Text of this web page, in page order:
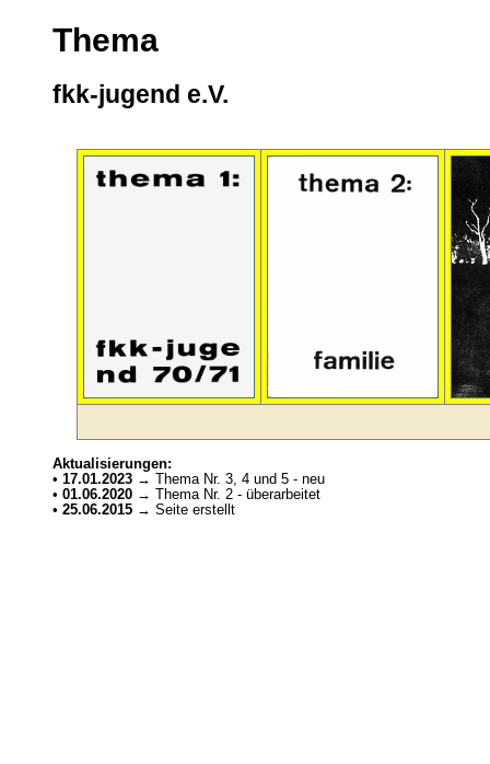
Thema
fkk-jugend e.V.
Aktualisierungen:
• 17.01.2023 → Thema Nr. 3, 4 und 5 - neu
• 01.06.2020 → Thema Nr. 2 - überarbeitet
• 25.06.2015 → Seite erstellt